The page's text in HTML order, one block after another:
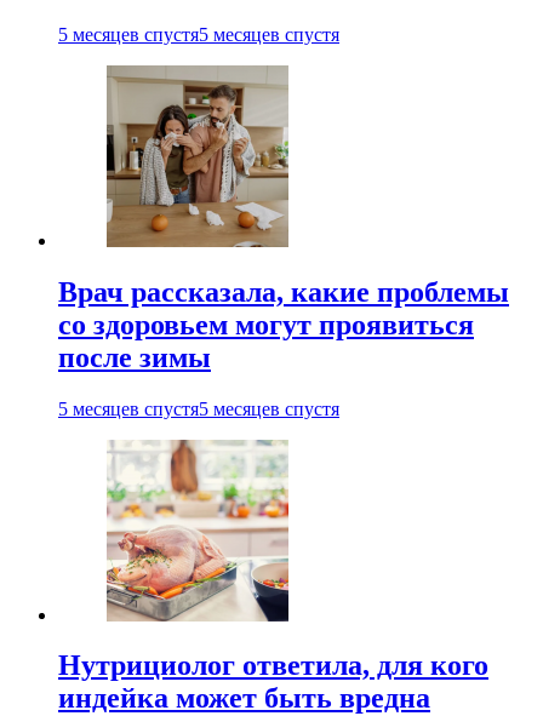
5 месяцев спустя5 месяцев спустя
Врач рассказала, какие проблемы
со здоровьем могут проявиться
после зимы
5 месяцев спустя5 месяцев спустя
Нутрициолог ответила, для кого
индейка может быть вредна